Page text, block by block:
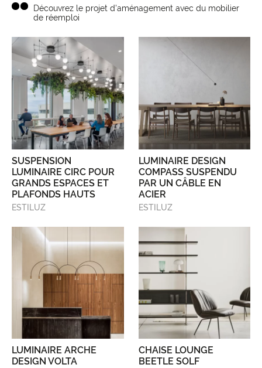
Découvrez le projet d'aménagement avec du mobilier
de réemploi
SUSPENSION
LUMINAIRE CIRC POUR
GRANDS ESPACES ET
PLAFONDS HAUTS
ESTILUZ
LUMINAIRE DESIGN
COMPASS SUSPENDU
PAR UN CÂBLE EN
ACIER
ESTILUZ
LUMINAIRE ARCHE
DESIGN VOLTA
CHAISE LOUNGE
BEETLE SOLF